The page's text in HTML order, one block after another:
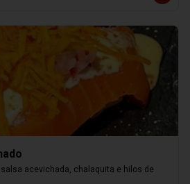
acevichada, chalaquita e hilos de